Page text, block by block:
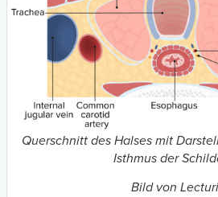
Querschnitt des Halses mit
Isthmus der
Bild von